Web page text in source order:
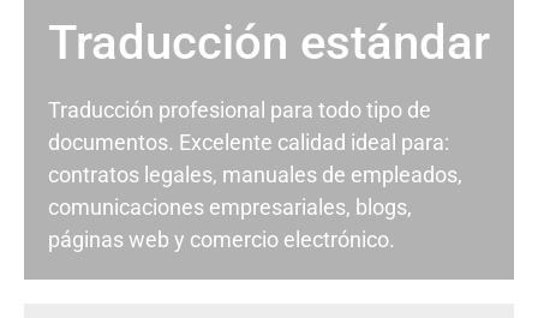
Traducción estándar
Traducción profesional para todo tipo de
documentos. Excelente calidad ideal para:
contratos legales, manuales de empleados,
comunicaciones empresariales, blogs,
páginas web y comercio electrónico.